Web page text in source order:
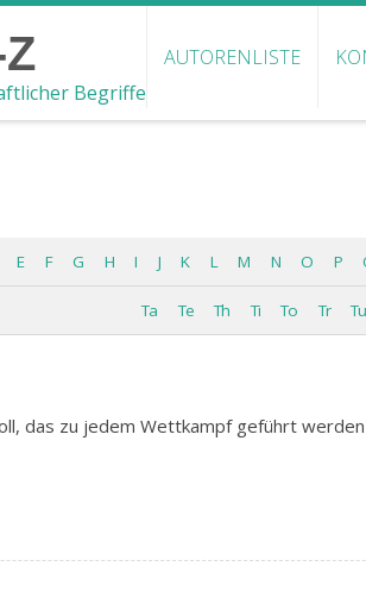
Begriffe
AUTORENLISTE
E F G H I J K L M N O P
Ta Te Th Ti To Tr Tu
das zu jedem Wettkampf geführt werden